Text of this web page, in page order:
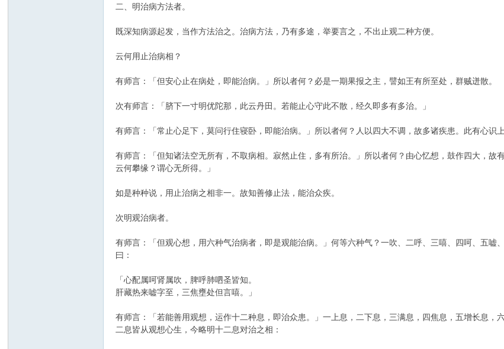
二、明治病方法者。
既深知病源起发，当作方法治之。治病方法，乃有多途，举要言之，不出止观二种方便。
云何用止治病相？
有师言：「但安心止在病处，即能治病。」所以者何？必是一期果报之主，譬如王有所至处，群贼迸散。
次有师言：「脐下一寸明优陀那，此云丹田。若能止心守此不散，经久即多有多治。」
有师言：「常止心足下，莫问行住寝卧，即能治病。」所以者何？人以四大不调，故多诸疾患。此有心识
有师言：「但知诸法空无所有，不取病相。寂然止住，多有所治。」所以者何？由心忆想，鼓作四大，故
云何攀缘？谓心无所得。」
如是种种说，用止治病之相非一。故知善修止法，能治众疾。
次明观治病者。
有师言：「但观心想，用六种气治病者，即是观能治病。」何等六种气？一吹、二呼、三嘻、四呵、五
曰：
「心配属呵肾属吹，脾呼肺呬圣皆知。
肝藏热来嘘字至，三焦壅处但言嘻。」
有师言：「若能善用观想，运作十二种息，即治众患。」一上息，二下息，三满息，四焦息，五增长息
二息皆从观想心生，今略明十二息对治之相：